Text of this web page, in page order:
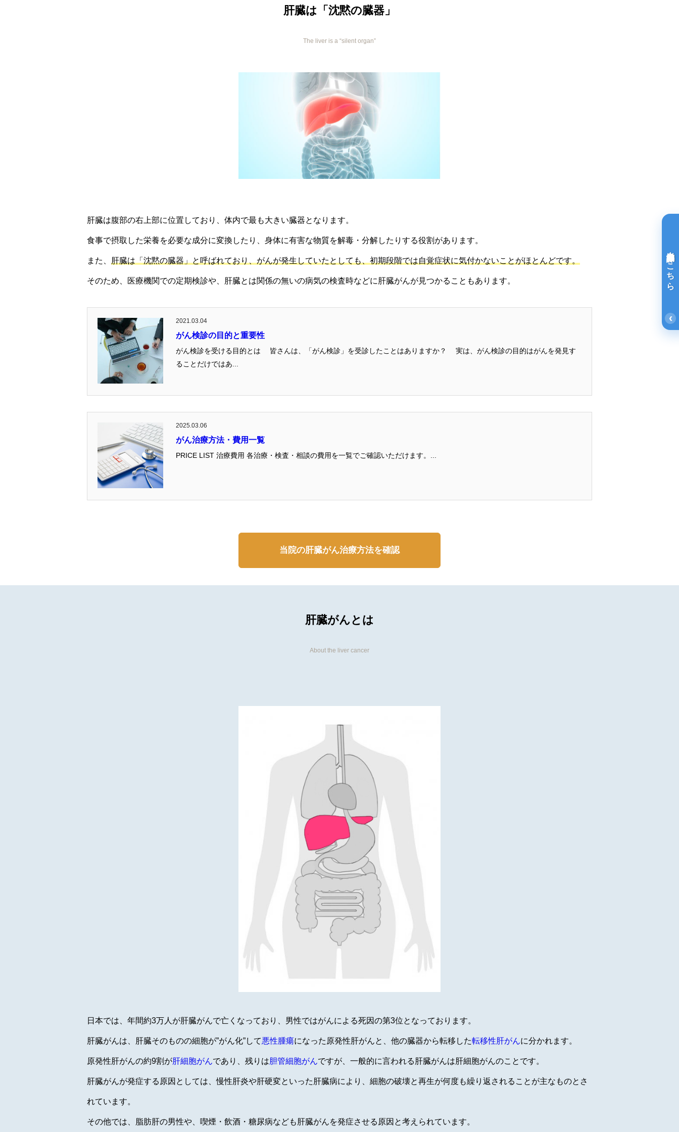
肝臓は「沈黙の臓器」
The liver is a “silent organ”
肝臓は腹部の右上部に位置しており、体内で最も大きい臓器となります。
食事で摂取した栄養を必要な成分に変換したり、身体に有害な物質を解毒・分解したりする役割があります。
また、 肝臓は「沈黙の臓器」と呼ばれており、がんが発生していたとしても、初期段階では自覚症状に気付かないことがほとんどです。
そのため、医療機関での定期検診や、肝臓とは関係の無いの病気の検査時などに肝臓がんが見つかることもあります。
2021.03.04
がん検診の目的と重要性
がん検診を受ける目的とは 皆さんは、「がん検診」を受診したことはありますか？ 実は、がん検診の目的はがんを発見す
ることだけではあ...
2025.03.06
がん治療方法・費用一覧
PRICE LIST 治療費用 各治療・検査・相談の費用を一覧でご確認いただけます。...
当院の肝臓がん治療方法を確認
肝臓がんとは
About the liver cancer
日本では、年間約3万人が肝臓がんで亡くなっており、男性ではがんによる死因の第3位となっております。
肝臓がんは、肝臓そのものの細胞が”がん化”して悪性腫瘍になった原発性肝がんと、他の臓器から転移した転移性肝がんに分かれます。
原発性肝がんの約9割が肝細胞がんであり、残りは胆管細胞がんですが、一般的に言われる肝臓がんは肝細胞がんのことです。
肝臓がんが発症する原因としては、慢性肝炎や肝硬変といった肝臓病により、細胞の破壊と再生が何度も繰り返されることが主なものとさ
れています。
その他では、脂肪肝の男性や、喫煙・飲酒・糖尿病なども肝臓がんを発症させる原因と考えられています。
‹
光免疫療法詳細はこちら